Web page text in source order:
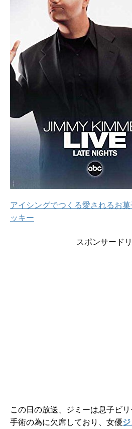
アイシングでつくる愛されるお
ッキー
スポンサード
この日の放送、ジミーは息子ビ
手術の為に欠席しており、女優